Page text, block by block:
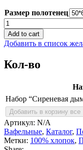
Размер полотенец
Набор
"Сиреневая
дымка"
quantity
Add to cart
Добавить в список
Кол-во
Набор “Сиреневая
Добавить в корзину все
Артикул: N/A
Вафельные, Каталог,
Метки: 100% хлопок,